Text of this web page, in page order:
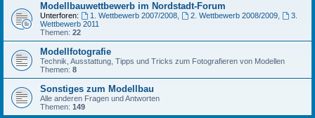
Modellbauwettbewerb im Nordstadt-Forum
Unterforen: 1. Wettbewerb 2007/2008, 2. Wettbewerb 2008/2009,
3.
Wettbewerb 2011
Themen: 22
Modellfotografie
Technik, Ausstattung, Tipps und Tricks zum Fotografieren von Modellen
Themen: 8
Sonstiges zum Modellbau
Alle anderen Fragen und Antworten
Themen: 149